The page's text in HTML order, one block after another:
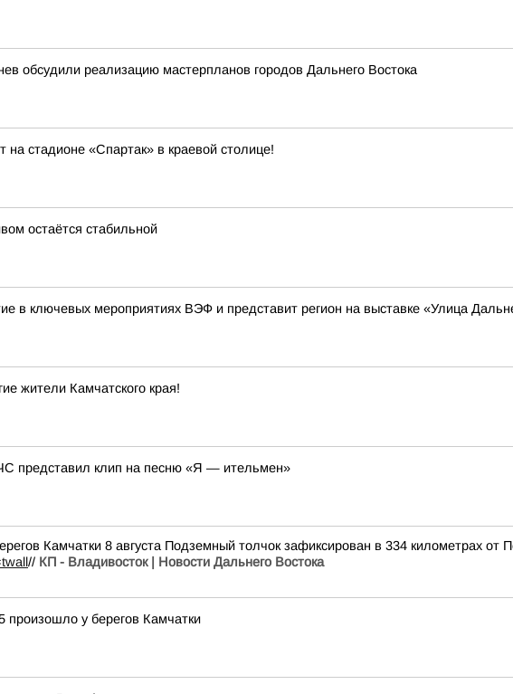
обсудили реализацию мастерпланов городов Дальнего Востока
на стадионе «Спартак» в краевой столице!
остаётся стабильной
в ключевых мероприятиях ВЭФ и представит регион на выставке «Улица
жители Камчатского края!
представил клип на песню «Я — ительмен»
Камчатки 8 августа Подземный толчок зафиксирован в 334 километрах от
// КП - Владивосток | Новости Дальнего Востока
произошло у берегов Камчатки